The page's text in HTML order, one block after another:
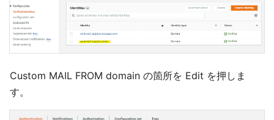
Custom MAIL FROM domain の箇所を Edit を押しま
す。